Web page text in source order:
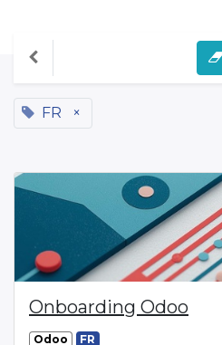
FR ×
Onboarding Odoo
Odoo FR